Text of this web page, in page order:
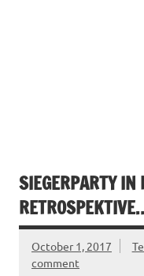
SIEGERPARTY IN
October 1, 2017
comment